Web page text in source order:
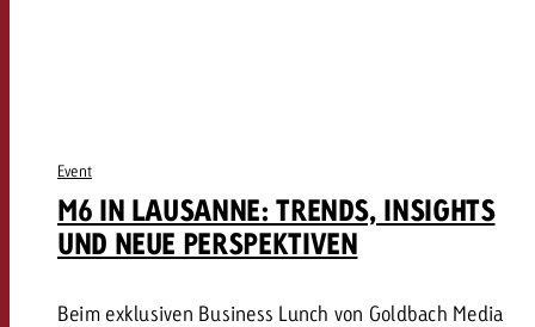
Event
M6 IN LAUSANNE: TRENDS, INSIGHTS
UND NEUE PERSPEKTIVEN
Beim exklusiven Business Lunch von Goldbach Media